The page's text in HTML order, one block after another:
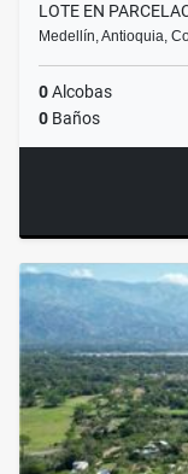
LOTE EN
Medellín, Antioquia,
0Alcobas
0 Baños